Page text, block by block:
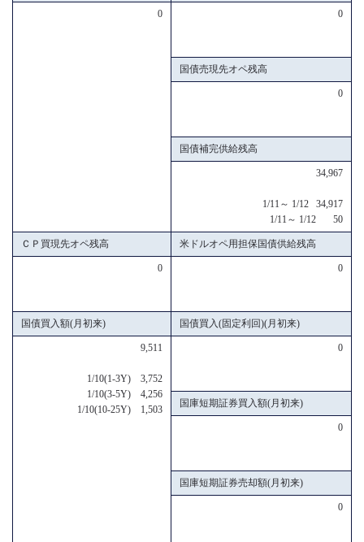
0 0
国債売現先オペ残高
0
国債補完供給残高
34,967
1/11～ 1/12 34,917
1/11～ 1/12 50
ＣＰ買現先オペ残高 米ドルオペ用担保国債供給残高
0 0
国債買入額(月初来) 国債買入(固定利回)(月初来)
9,511
1/10(1-3Y) 3,752
1/10(3-5Y) 4,256
1/10(10-25Y) 1,503
0
国庫短期証券買入額(月初来)
0
国庫短期証券売却額(月初来)
0